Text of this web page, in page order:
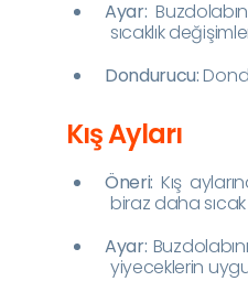
Ayar:
sıcaklık
Dondurucu:
Kış Ayları
Öneri: Kış
biraz daha
Ayar:
yiyeceklerin